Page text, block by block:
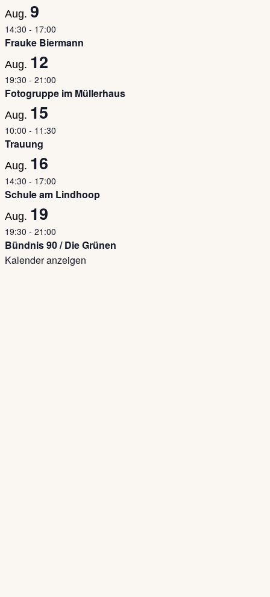
Aug. 9
14:30 - 17:00
Frauke Biermann
Aug. 12
19:30 - 21:00
Fotogruppe im Müllerhaus
Aug. 15
10:00 - 11:30
Trauung
Aug. 16
14:30 - 17:00
Schule am Lindhoop
Aug. 19
19:30 - 21:00
Bündnis 90 / Die Grünen
Kalender anzeigen